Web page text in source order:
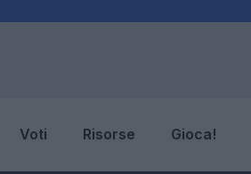
Voti Risorse Gioca!